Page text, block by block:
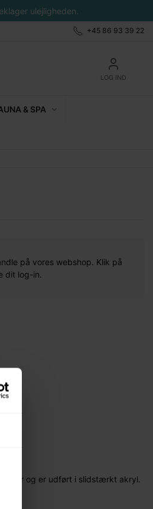
ulejligheden.
+45 86 93 39 22
LOG IND
& SPA
på vores webshop. Klik på
dit log-in.
og er udført i slidstærkt akryl.